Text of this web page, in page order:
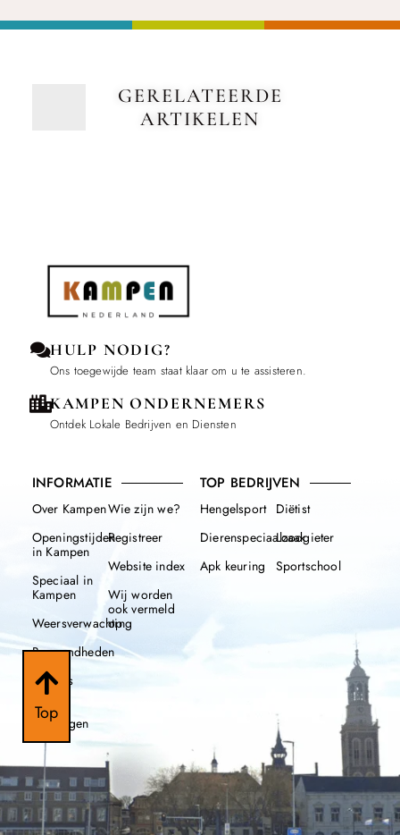
Top
GERELATEERDE
ARTIKELEN
HULP NODIG?
Ons toegewijde team staat klaar om u te assisteren.
KAMPEN ONDERNEMERS
Ontdek Lokale Bedrijven en Diensten
INFORMATIE
Over Kampen
Openingstijden
in Kampen
Speciaal in
Kampen
Weersverwachting
Beroemdheden
Nieuws
112
meldingen
Wie zijn we?
Registreer
Website index
Wij worden
ook vermeld
op
TOP BEDRIJVEN
Hengelsport
Dierenspeciaalzaak
Apk keuring
Diëtist
Loodgieter
Sportschool